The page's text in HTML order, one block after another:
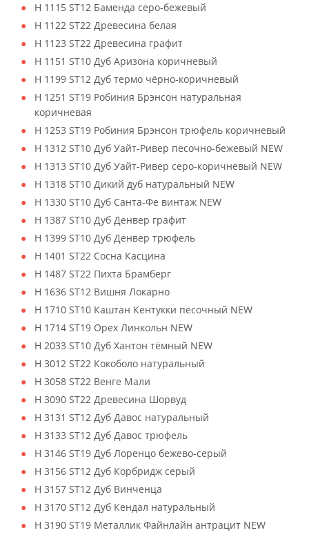
H 1115 ST12 Баменда серо-бежевый
H 1122 ST22 Древесина белая
H 1123 ST22 Древесина графит
H 1151 ST10 Дуб Аризона коричневый
H 1199 ST12 Дуб термо чёрно-коричневый
H 1251 ST19 Робиния Брэнсон натуральная
коричневая
H 1253 ST19 Робиния Брэнсон трюфель коричневый
H 1312 ST10 Дуб Уайт-Ривер песочно-бежевый NEW
H 1313 ST10 Дуб Уайт-Ривер серо-коричневый NEW
H 1318 ST10 Дикий дуб натуральный NEW
H 1330 ST10 Дуб Санта-Фе винтаж NEW
H 1387 ST10 Дуб Денвер графит
H 1399 ST10 Дуб Денвер трюфель
H 1401 ST22 Сосна Касцина
H 1487 ST22 Пихта Брамберг
H 1636 ST12 Вишня Локарно
H 1710 ST10 Каштан Кентукки песочный NEW
H 1714 ST19 Орех Линкольн NEW
H 2033 ST10 Дуб Хантон тёмный NEW
H 3012 ST22 Кокоболо натуральный
H 3058 ST22 Венге Мали
H 3090 ST22 Древесина Шорвуд
H 3131 ST12 Дуб Давос натуральный
H 3133 ST12 Дуб Давос трюфель
H 3146 ST19 Дуб Лоренцо бежево-серый
H 3156 ST12 Дуб Корбридж серый
H 3157 ST12 Дуб Винченца
H 3170 ST12 Дуб Кендал натуральный
H 3190 ST19 Металлик Файнлайн антрацит NEW